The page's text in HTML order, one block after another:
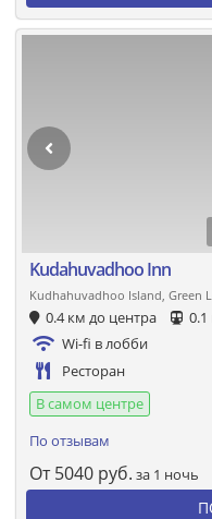
Kudahuvadhoo Inn
Kudhahuvadhoo Island,
0.4 км до центра 0.1
Wi-fi в лобби
Ресторан
В самом центре
По отзывам
От 5040 руб. за 1 ночь